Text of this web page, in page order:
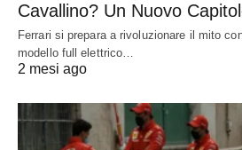
Cavallino? Un Nuovo
Ferrari si prepara a rivoluzionare il mito
modello full elettrico…
2 mesi ago